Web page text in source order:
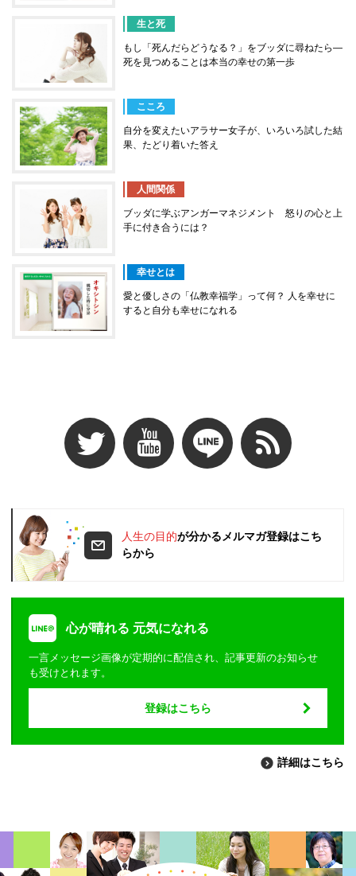
生と死
もし「死んだらどうなる？」をブッダに尋ねたら―
死を見つめることは本当の幸せの第一歩
こころ
自分を変えたいアラサー女子が、いろいろ試した結
果、たどり着いた答え
人間関係
ブッダに学ぶアンガーマネジメント 怒りの心と上
手に付き合うには？
幸せとは
愛と優しさの「仏教幸福学」って何？ 人を幸せに
すると自分も幸せになれる
人生の目的が分かるメルマガ登録はこち
らから
心が晴れる 元気になれる
一言メッセージ画像が定期的に配信され、記事更新のお知らせ
も受けとれます。
登録はこちら
詳細はこちら